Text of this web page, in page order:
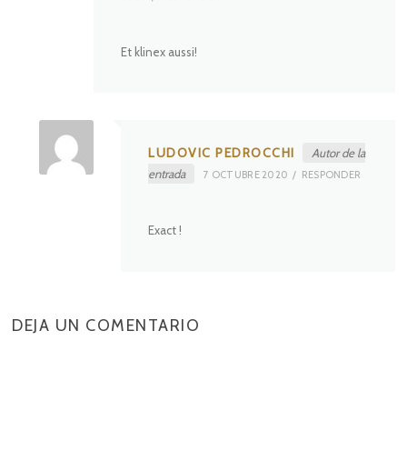
Et klinex aussi!
LUDOVIC PEDROCCHI
Autor de la
entrada
7 OCTUBRE 2020 RESPONDER
Exact !
DEJA UN COMENTARIO